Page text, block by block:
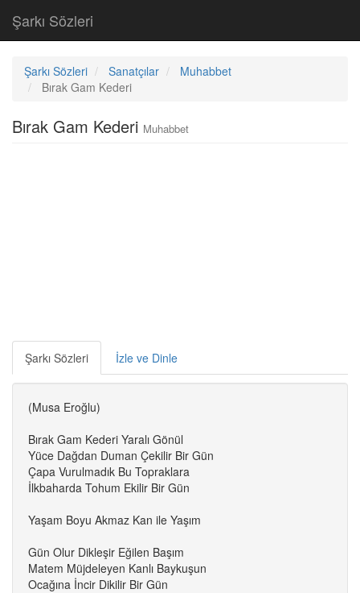
Şarkı Sözleri
Şarkı Sözleri Sanatçılar
Muhabbet
Bırak Gam Kederi
Bırak Gam Kederi Muhabbet
Şarkı Sözleri İzle ve Dinle
(Musa Eroğlu)
Bırak Gam Kederi Yaralı Gönül
Yüce Dağdan Duman Çekilir Bir Gün
Çapa Vurulmadık Bu Topraklara
İlkbaharda Tohum Ekilir Bir Gün
Yaşam Boyu Akmaz Kan ile Yaşım
Gün Olur Dikleşir Eğilen Başım
Matem Müjdeleyen Kanlı Baykuşun
Ocağına İncir Dikilir Bir Gün